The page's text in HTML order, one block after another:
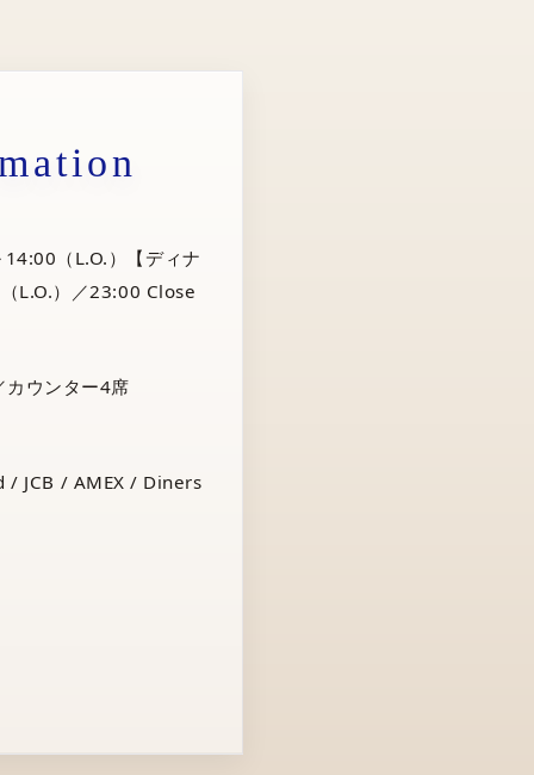
（L.O.）【ディナ
L.O.）／23:00 Close
ウンター4席
/ JCB / AMEX / Diners